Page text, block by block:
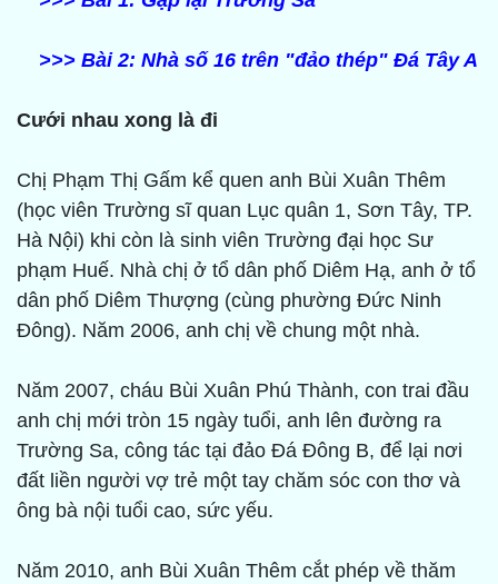
>>> Bài 2: Nhà số 16 trên "đảo thép" Đá Tây A
Cưới nhau xong là đi
Chị Phạm Thị Gấm kể quen anh Bùi Xuân Thêm
(học viên Trường sĩ quan Lục quân 1, Sơn Tây, TP.
Hà Nội) khi còn là sinh viên Trường đại học Sư
phạm Huế. Nhà chị ở tổ dân phố Diêm Hạ, anh ở tổ
dân phố Diêm Thượng (cùng phường Đức Ninh
Đông). Năm 2006, anh chị về chung một nhà.
Năm 2007, cháu Bùi Xuân Phú Thành, con trai đầu
anh chị mới tròn 15 ngày tuổi, anh lên đường ra
Trường Sa, công tác tại đảo Đá Đông B, để lại nơi
đất liền người vợ trẻ một tay chăm sóc con thơ và
ông bà nội tuổi cao, sức yếu.
Năm 2010, anh Bùi Xuân Thêm cắt phép về thăm